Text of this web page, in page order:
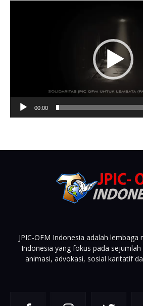
00:00
JPIC-OFM Indonesia adalah lembaga
Indonesia yang fokus pada sejumlah
animasi, advokasi, sosial karitatif